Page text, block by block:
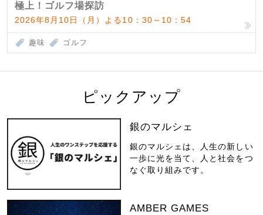
極上！ゴルフ場探訪
2026年8月10日（月）よる10：30～10：54
趣味 ゴルフ
ピックアップ
銀のマルシェ
銀のマルシェは、人生の新しい
一歩に光を当て、人と社会をつ
なぐ取り組みです。
AMBER GAMES